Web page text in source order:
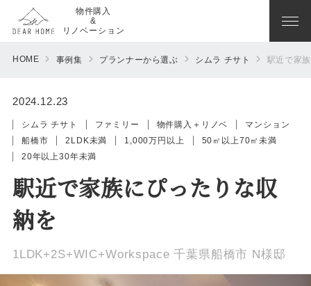
物件購入
&
リノベーション
HOME 事例集 プランナーから選ぶ シムラ チサト 駅近で家
2024.12.23
シムラ チサト ファミリー 物件購入＋リノベ
マンション
船橋市
2LDK未満 1,000万円以上
50㎡以上70㎡未満
20年以上30年未満
駅近で家族にぴったりな収
納を
1LDK+2S+WIC+Workspace 千葉県船橋市 N様邸